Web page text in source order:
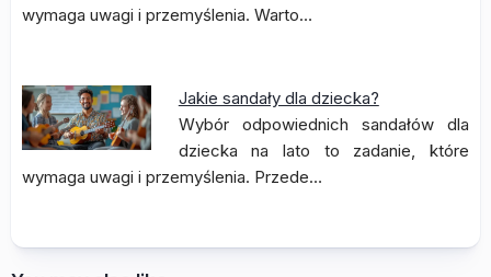
wymaga uwagi i przemyślenia. Warto…
Jakie sandały dla dziecka?
Wybór odpowiednich sandałów dla
dziecka na lato to zadanie, które
wymaga uwagi i przemyślenia. Przede…